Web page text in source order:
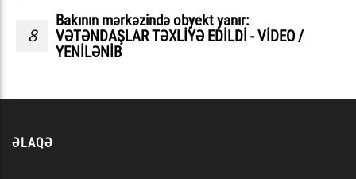
8
Bakının mərkəzində obyekt yanır:
VƏTƏNDAŞLAR TƏXLİYƏ EDİLDİ - VİDEO /
YENİLƏNİB
ƏLAQƏ